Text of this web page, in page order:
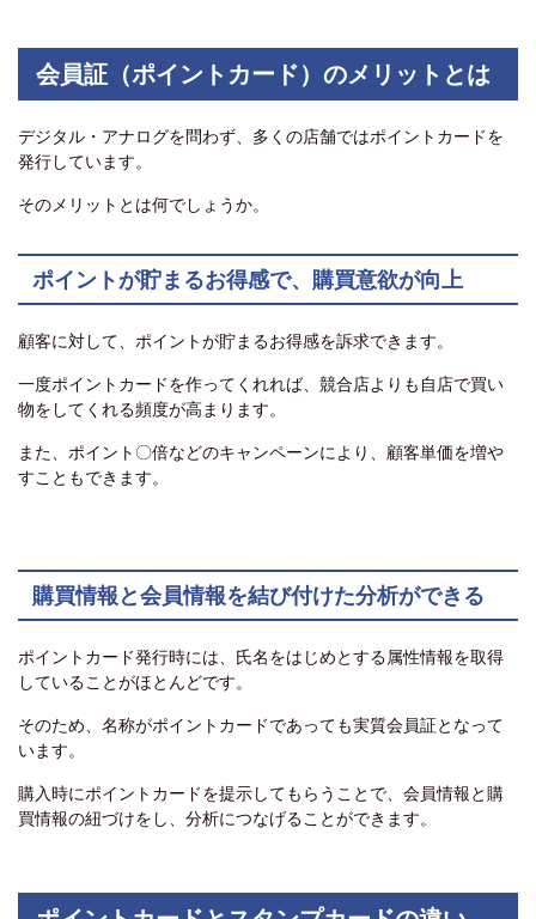
会員証（ポイントカード）のメリットとは
デジタル・アナログを問わず、多くの店舗ではポイントカードを
発行しています。
そのメリットとは何でしょうか。
ポイントが貯まるお得感で、購買意欲が向上
顧客に対して、ポイントが貯まるお得感を訴求できます。
一度ポイントカードを作ってくれれば、競合店よりも自店で買い
物をしてくれる頻度が高まります。
また、ポイント〇倍などのキャンペーンにより、顧客単価を増や
すこともできます。
購買情報と会員情報を結び付けた分析ができる
ポイントカード発行時には、氏名をはじめとする属性情報を取得
していることがほとんどです。
そのため、名称がポイントカードであっても実質会員証となって
います。
購入時にポイントカードを提示してもらうことで、会員情報と購
買情報の紐づけをし、分析につなげることができます。